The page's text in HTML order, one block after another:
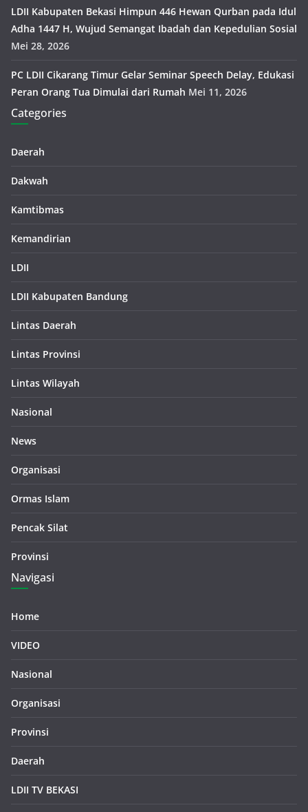
LDII Kabupaten Bekasi Himpun 446 Hewan Qurban pada Idul
Adha 1447 H, Wujud Semangat Ibadah dan Kepedulian Sosial
Mei 28, 2026
PC LDII Cikarang Timur Gelar Seminar Speech Delay, Edukasi
Peran Orang Tua Dimulai dari Rumah Mei 11, 2026
Categories
Daerah
Dakwah
Kamtibmas
Kemandirian
LDII
LDII Kabupaten Bandung
Lintas Daerah
Lintas Provinsi
Lintas Wilayah
Nasional
News
Organisasi
Ormas Islam
Pencak Silat
Provinsi
Navigasi
Home
VIDEO
Nasional
Organisasi
Provinsi
Daerah
LDII TV BEKASI